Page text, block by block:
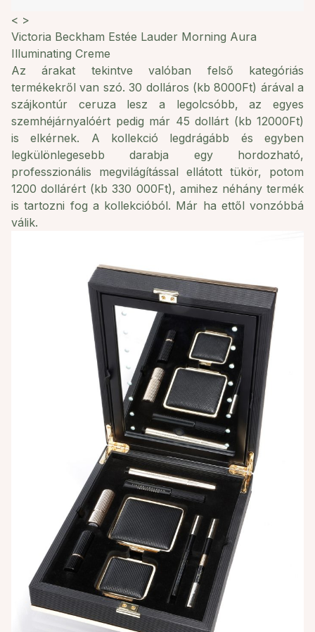
< >
Victoria Beckham Estée Lauder Morning Aura
Illuminating Creme
Az árakat tekintve valóban felső kategóriás
termékekről van szó. 30 dolláros (kb 8000Ft) árával a
szájkontúr ceruza lesz a legolcsóbb, az egyes
szemhéjárnyalóért pedig már 45 dollárt (kb 12000Ft)
is elkérnek. A kollekció legdrágább és egyben
legkülönlegesebb darabja egy hordozható,
professzionális megvilágítással ellátott tükör, potom
1200 dollárért (kb 330 000Ft), amihez néhány termék
is tartozni fog a kollekcióból. Már ha ettől vonzóbbá
válik.